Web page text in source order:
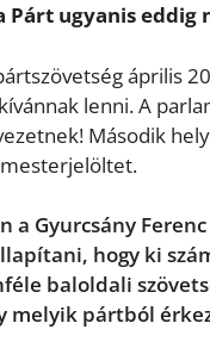
Párt ugyanis
április
lenni. A
Második
a Gyurcsány
hogy ki
baloldali
melyik pártból